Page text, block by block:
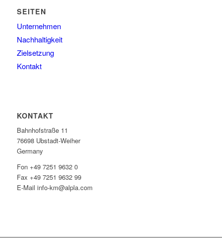
SEITEN
Unternehmen
Nachhaltigkeit
Zielsetzung
Kontakt
KONTAKT
Bahnhofstraße 11
76698 Ubstadt-Weiher
Germany
Fon +49 7251 9632 0
Fax +49 7251 9632 99
E-Mail info-km@alpla.com